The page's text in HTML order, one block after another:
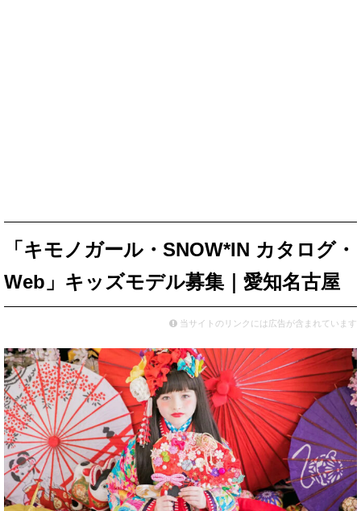
「キモノガール・SNOW*IN カタログ・
Web」キッズモデル募集｜愛知名古屋
当サイトのリンクには広告が含まれています